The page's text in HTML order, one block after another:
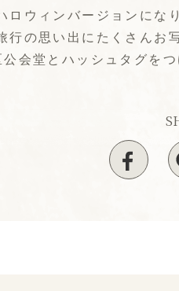
ロウィンバージョンに
行の思い出にたくさんお
会堂とハッシュタグを